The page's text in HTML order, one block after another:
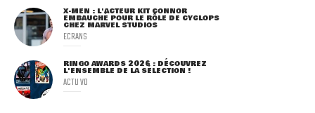
X-MEN : L'ACTEUR KIT CONNOR
EMBAUCHÉ POUR LE RÔLE DE CYCLOPS
CHEZ MARVEL STUDIOS
ECRANS
RINGO AWARDS 2026 : DÉCOUVREZ
L'ENSEMBLE DE LA SÉLECTION !
ACTU VO